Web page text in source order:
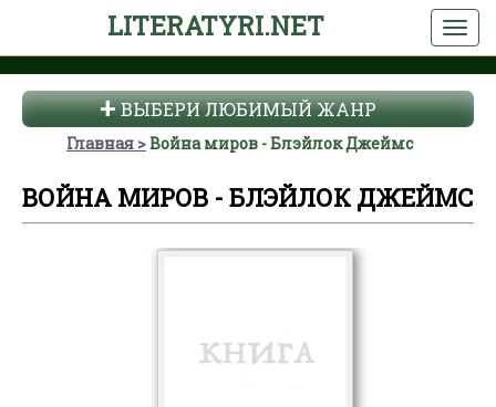
LITERATYRI.NET
ВЫБЕРИ ЛЮБИМЫЙ ЖАНР
Главная Война миров - Блэйлок Джеймс
ВОЙНА МИРОВ - БЛЭЙЛОК ДЖЕЙМС